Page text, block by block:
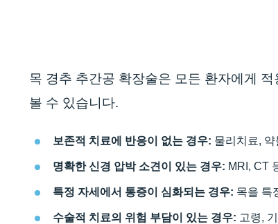
목 경추 추간공 확장술은 모든 환자에게
볼 수 있습니다.
보존적 치료에 반응이 없는 경우: 물리치료,
명확한 신경 압박 소견이 있는 경우: MRI, CT
특정 자세에서 통증이 심화되는 경우: 목을 특
수술적 치료의 위험 부담이 있는 경우: 고령,